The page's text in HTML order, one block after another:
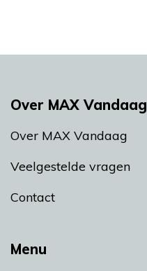
Menu
Over MAX Vandaag
Over MAX Vandaag
Veelgestelde vragen
Contact